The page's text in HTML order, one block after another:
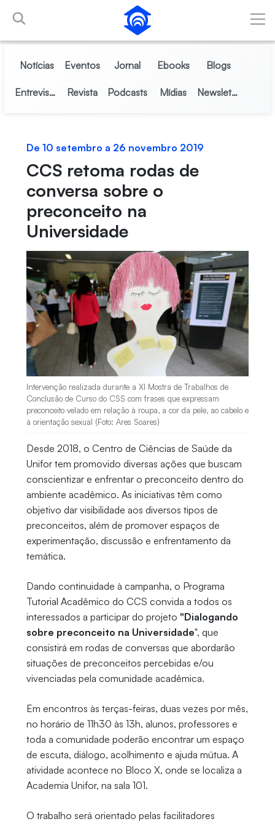
Pular para o Conteúdo principal
Notícias Eventos Jornal Ebooks Blogs
Entrevistas Revista Podcasts Mídias Newsletter
De 10 setembro a 26 novembro 2019
CCS retoma rodas de
conversa sobre o
preconceito na
Universidade
Intervenção realizada durante a XI Mostra de Trabalhos de
Conclusão de Curso do CSS com frases que expressam
preconceito velado em relação à roupa, a cor da pele, ao cabelo e
à orientação sexual (Foto: Ares Soares)
Desde 2018, o Centro de Ciências de Saúde da
Unifor tem promovido diversas ações que buscam
conscientizar e enfrentar o preconceito dentro do
ambiente acadêmico. As iniciativas têm como
objetivo dar visibilidade aos diversos tipos de
preconceitos, além de promover espaços de
experimentação, discussão e enfrentamento da
temática.
Dando continuidade à campanha, o Programa
Tutorial Acadêmico do CCS convida a todos os
interessados a participar do projeto "Dialogando
sobre preconceito na Universidade", que
consistirá em rodas de conversas que abordarão
situações de preconceitos percebidas e/ou
vivenciadas pela comunidade acadêmica.
Em encontros às terças-feiras, duas vezes por mês,
no horário de 11h30 às 13h, alunos, professores e
toda a comunidade poderão encontrar um espaço
de escuta, diálogo, acolhimento e ajuda mútua. A
atividade acontece no Bloco X, onde se localiza a
Academia Unifor, na sala 101.
O trabalho será orientado pelas facilitadores